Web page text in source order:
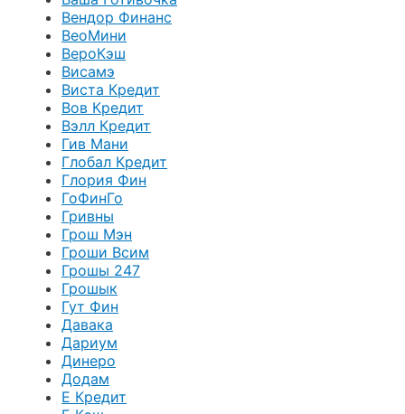
Вендор Финанс
ВеоМини
ВероКэш
Висамэ
Виста Кредит
Вов Кредит
Вэлл Кредит
Гив Мани
Глобал Кредит
Глория Фин
ГоФинГо
Гривны
Грош Мэн
Гроши Всим
Грошы 247
Грошык
Гут Фин
Давака
Дариум
Динеро
Додам
Е Кредит